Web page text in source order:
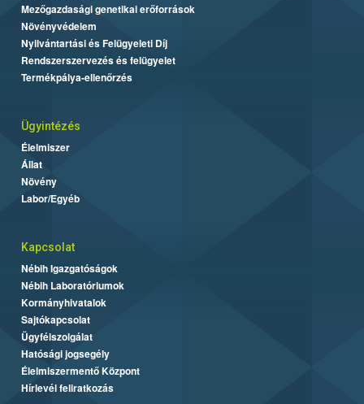
Mezőgazdasági genetikai erőforrások
Növényvédelem
Nyilvántartási és Felügyeleti Díj
Rendszerszervezés és felügyelet
Termékpálya-ellenőrzés
Ügyintézés
Élelmiszer
Állat
Növény
Labor/Egyéb
Kapcsolat
Nébih Igazgatóságok
Nébih Laboratóriumok
Kormányhivatalok
Sajtókapcsolat
Ügyfélszolgálat
Hatósági jogsegély
Élelmiszermentő Központ
Hírlevél feliratkozás